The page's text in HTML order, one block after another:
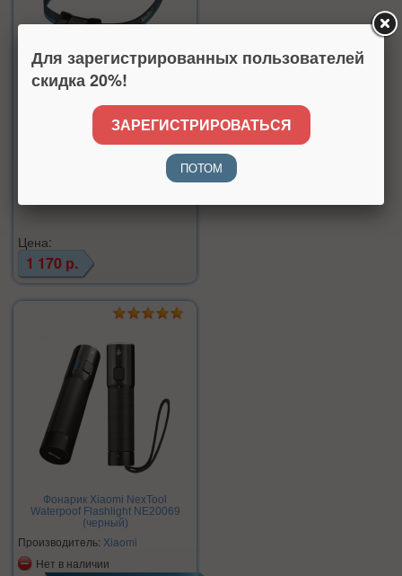
NexTool NE20002
Производитель:Xiaomi
Цена:
1 170 р.
Фонарик Xiaomi NexTool
Waterpoof Flashlight NE20069
(черный)
Производитель: Xiaomi
Нет в наличии
Для зарегистрированных пользователей
скидка 20%!
ЗАРЕГИСТРИРОВАТЬСЯ
ПОТОМ